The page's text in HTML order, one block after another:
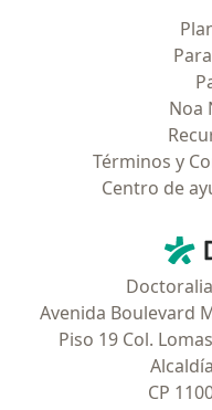
Noa
Términos y
Centro de
Avenida Boulevard
Piso 19 Col.
CP